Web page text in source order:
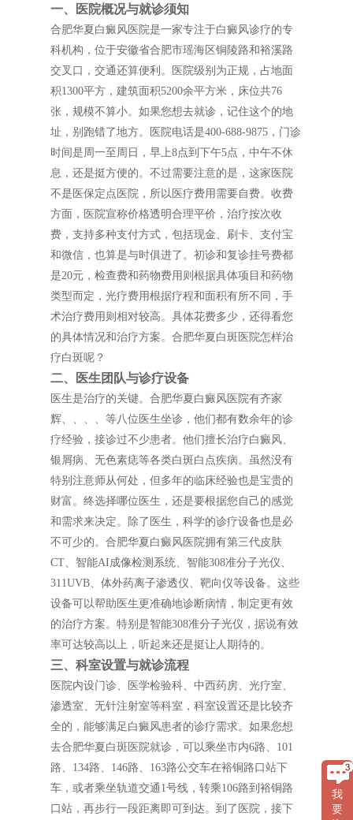
一、医院概况与就诊须知
合肥华夏白癜风医院是一家专注于白癜风诊疗的专
科机构，位于安徽省合肥市瑶海区铜陵路和裕溪路
交叉口，交通还算便利。医院级别为正规，占地面
积1300平方，建筑面积5200余平方米，床位共76
张，规模不算小。如果您想去就诊，记住这个的地
址，别跑错了地方。医院电话是400-688-9875，门诊
时间是周一至周日，早上8点到下午5点，中午不休
息，还是挺方便的。不过需要注意的是，这家医院
不是医保定点医院，所以医疗费用需要自费。收费
方面，医院宣称价格透明合理平价，治疗按次收
费，支持多种支付方式，包括现金、刷卡、支付宝
和微信，也算是与时俱进了。初诊和复诊挂号费都
是20元，检查费和药物费用则根据具体项目和药物
类型而定，光疗费用根据疗程和面积有所不同，手
术治疗费用则相对较高。具体花费多少，还得看您
的具体情况和治疗方案。合肥华夏白斑医院怎样治
疗白斑呢？
二、医生团队与诊疗设备
医生是治疗的关键。合肥华夏白癜风医院有齐家
辉、、、、等八位医生坐诊，他们都有数余年的诊
疗经验，接诊过不少患者。他们擅长治疗白癜风、
银屑病、无色素痣等各类白斑白点疾病。虽然没有
特别注意师从何处，但多年的临床经验也是宝贵的
财富。终选择哪位医生，还是要根据您自己的感觉
和需求来决定。除了医生，科学的诊疗设备也是必
不可少的。合肥华夏白癜风医院拥有第三代皮肤
CT、智能AI成像检测系统、智能308准分子光仪、
311UVB、体外药离子渗透仪、靶向仪等设备。这些
设备可以帮助医生更准确地诊断病情，制定更有效
的治疗方案。特别是智能308准分子光仪，据说有效
率可达较高以上，听起来还是挺让人期待的。
三、科室设置与就诊流程
医院内设门诊、医学检验科、中西药房、光疗室、
渗透室、无针注射室等科室，科室设置还是比较齐
全的，能够满足白癜风患者的诊疗需求。如果您想
去合肥华夏白斑医院就诊，可以乘坐市内6路、101
路、134路、146路、163路公交车在裕铜路口站下
车，或者乘坐轨道交通1号线，转乘106路到裕铜路
口站，再步行一段距离即可到达。到了医院，接下
我
要